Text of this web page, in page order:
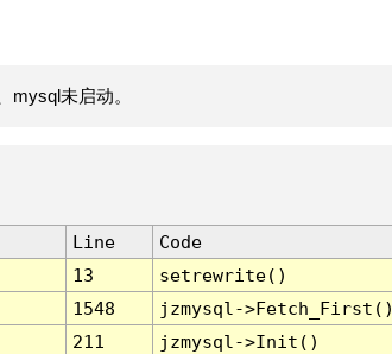
mysql未启动。
Line
Code
13
setrewrite()
1548
jzmysql-
211
jzmysql->Init()